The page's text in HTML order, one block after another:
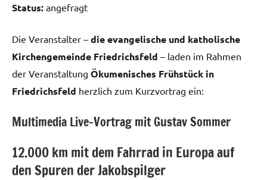
Status: angefragt
Die Veranstalter – die evangelische und katholische
Kirchengemeinde Friedrichsfeld – laden im Rahmen
der Veranstaltung Ökumenisches Frühstück in
Friedrichsfeld herzlich zum Kurzvortrag ein:
Multimedia Live-Vortrag mit Gustav Sommer
12.000 km mit dem Fahrrad in Europa auf
den Spuren der Jakobspilger